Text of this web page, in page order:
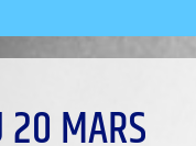
20 MARS